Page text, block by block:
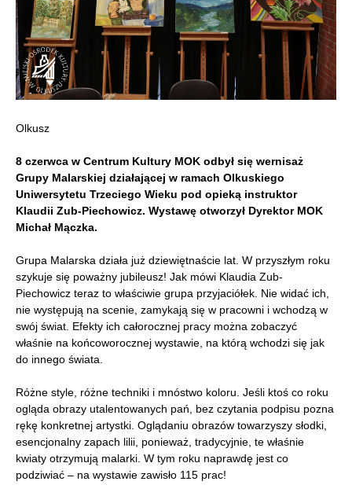
Olkusz
8 czerwca w Centrum Kultury MOK odbył się wernisaż
Grupy Malarskiej działającej w ramach Olkuskiego
Uniwersytetu Trzeciego Wieku pod opieką instruktor
Klaudii Zub-Piechowicz. Wystawę otworzył Dyrektor MOK
Michał Mączka.
Grupa Malarska działa już dziewiętnaście lat. W przyszłym roku
szykuje się poważny jubileusz! Jak mówi Klaudia Zub-
Piechowicz teraz to właściwie grupa przyjaciółek. Nie widać ich,
nie występują na scenie, zamykają się w pracowni i wchodzą w
swój świat. Efekty ich całorocznej pracy można zobaczyć
właśnie na końcoworocznej wystawie, na którą wchodzi się jak
do innego świata.
Różne style, różne techniki i mnóstwo koloru. Jeśli ktoś co roku
ogląda obrazy utalentowanych pań, bez czytania podpisu pozna
rękę konkretnej artystki. Oglądaniu obrazów towarzyszy słodki,
esencjonalny zapach lilii, ponieważ, tradycyjnie, te właśnie
kwiaty otrzymują malarki. W tym roku naprawdę jest co
podziwiać – na wystawie zawisło 115 prac!